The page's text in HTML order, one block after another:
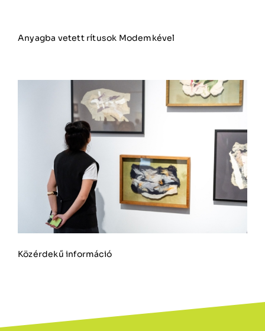
Anyagba vetett rítusok Modemkével
Közérdekű információ